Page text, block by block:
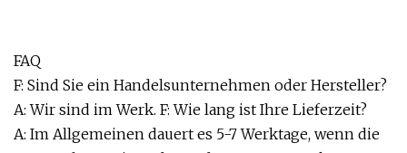
FAQ
F: Sind Sie ein Handelsunternehmen oder Hersteller?
A: Wir sind im Werk. F: Wie lang ist Ihre Lieferzeit?
A: Im Allgemeinen dauert es 5-7 Werktage, wenn die